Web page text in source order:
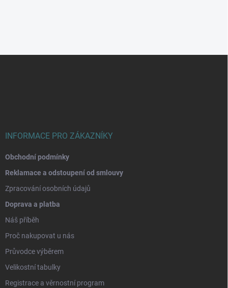
INFORMACE PRO ZÁKAZNÍKY
Obchodní podmínky
Reklamace a odstoupení od smlouvy
Zpracování osobních údajů
Doprava a platba
Náš příběh
Proč nakupovat u nás
Průvodce výběrem
Velikostní tabulky
Registrace a věrnostní program